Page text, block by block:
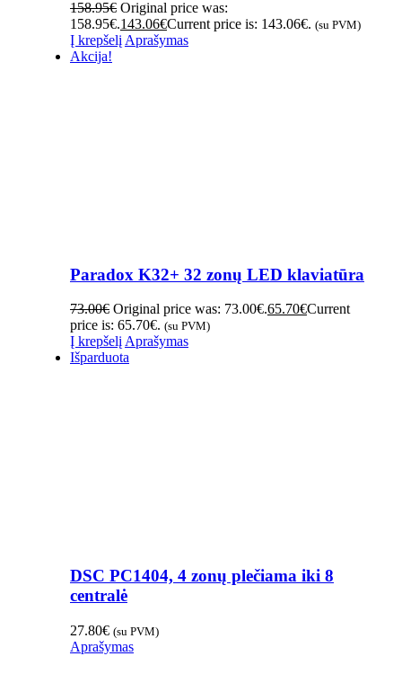
158.95€ Original price was:
158.95€.143.06€Current price is: 143.06€. (su PVM)
Į krepšelį Aprašymas
Akcija!
Paradox K32+ 32 zonų LED klaviatūra
73.00€ Original price was: 73.00€.65.70€Current
price is: 65.70€. (su PVM)
Į krepšelį Aprašymas
Išparduota
DSC PC1404, 4 zonų plečiama iki 8
centralė
27.80€ (su PVM)
Aprašymas